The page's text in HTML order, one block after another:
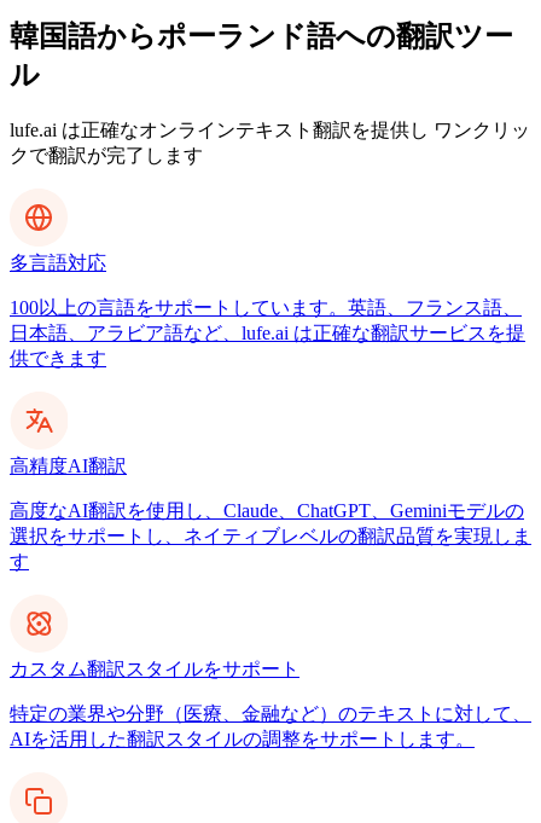
韓国語からポーランド語への翻訳ツー
ル
lufe.ai は正確なオンラインテキスト翻訳を提供し ワンクリッ
クで翻訳が完了します
多言語対応
100以上の言語をサポートしています。英語、フランス語、
日本語、アラビア語など、lufe.ai は正確な翻訳サービスを提
供できます
高精度AI翻訳
高度なAI翻訳を使用し、Claude、ChatGPT、Geminiモデルの
選択をサポートし、ネイティブレベルの翻訳品質を実現しま
す
カスタム翻訳スタイルをサポート
特定の業界や分野（医療、金融など）のテキストに対して、
AIを活用した翻訳スタイルの調整をサポートします。